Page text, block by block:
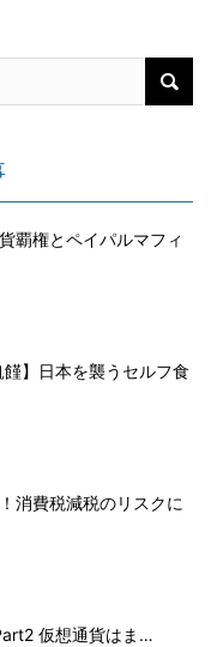
覇権とペイパルマフィ
】日本を襲うセルフ食
消費税減税のリスクに
仮想通貨はま…